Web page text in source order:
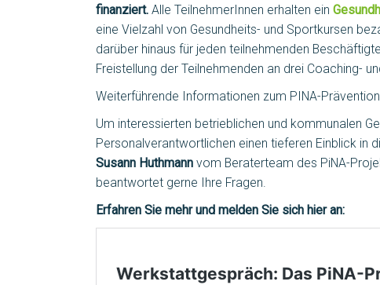
finanziert. Alle TeilnehmerInnen erhalten ein
eine Vielzahl von Gesundheits- und Sportkursen
darüber hinaus für jeden teilnehmenden
Freistellung der Teilnehmenden an drei Coaching-
Weiterführende Informationen zum PINA-
Um interessierten betrieblichen und kommunalen
Personalverantwortlichen einen tieferen Einblick in
Susann Huthmann vom Beraterteam des PiNA-
beantwortet gerne Ihre Fragen.
Erfahren Sie mehr und melden Sie sich hier an: